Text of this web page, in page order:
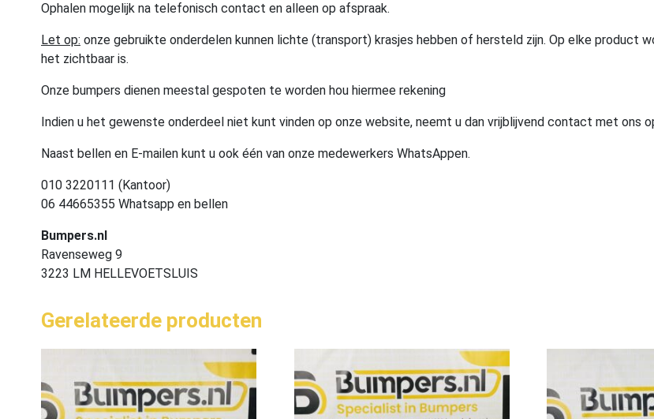
Ophalen mogelijk na telefonisch contact en alleen op afspraak.
Let op: onze gebruikte onderdelen kunnen lichte (transport) krasjes hebben of hersteld zijn. Op elke product
het zichtbaar is.
Onze bumpers dienen meestal gespoten te worden hou hiermee rekening
Indien u het gewenste onderdeel niet kunt vinden op onze website, neemt u dan vrijblijvend contact met ons
Naast bellen en E-mailen kunt u ook één van onze medewerkers WhatsAppen.
010 3220111 (Kantoor)
06 44665355 Whatsapp en bellen
Bumpers.nl
Ravenseweg 9
3223 LM HELLEVOETSLUIS
Gerelateerde producten